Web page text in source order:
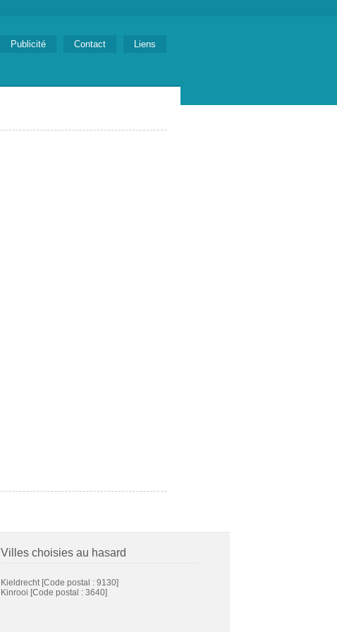
Publicité Contact Liens
Villes choisies au hasard
Kieldrecht [Code postal : 9130]
Kinrooi [Code postal : 3640]